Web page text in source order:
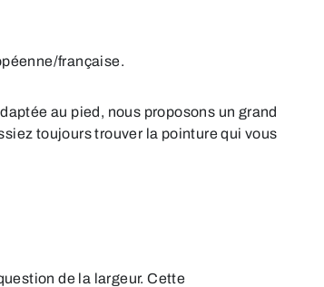
française.
au pied, nous proposons un grand
toujours trouver la pointure qui vous
de la largeur. Cette